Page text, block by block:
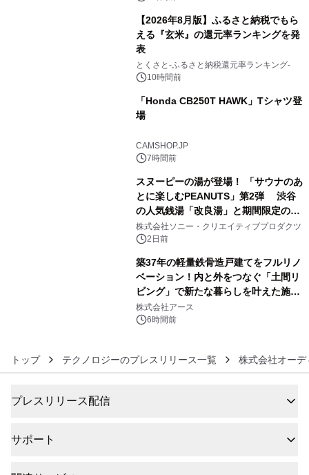
【2026年8月版】ふるさと納税でもら
える『玄米』の還元率ランキングを発
表
とくさと-ふるさと納税還元率ランキング-
10時間前
「Honda CB250T HAWK」Tシャツ登
場
CAMSHOP.JP
7時間前
スヌーピーの湯が登場！ 「サウナのあ
とに楽しむPEANUTS」第2弾 渋谷
の人気銭湯「改良湯」と期間限定のコ
ラボレーション サウナイキタイコラ
ボグッズも発売決定！
株式会社ソニー・クリエイティブプロダクツ
2日前
築37年の軽量鉄骨造戸建てをフルリノ
ベーション！内と外をつなぐ「土間リ
ビング」で新たな暮らしを叶えた施工
事例を株式会社アースが公開
株式会社アース
6時間前
トップ テクノロジーのプレスリリース一覧 株式会社オー
プレスリリース配信
サポート